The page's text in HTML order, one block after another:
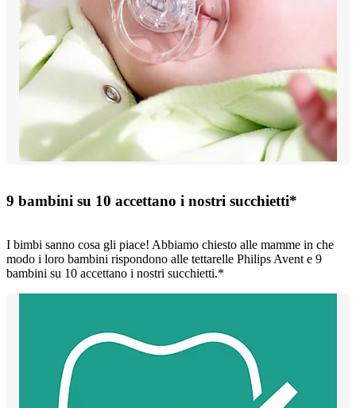
9 bambini su 10 accettano i nostri succhietti*
I bimbi sanno cosa gli piace! Abbiamo chiesto alle mamme in che
modo i loro bambini rispondono alle tettarelle Philips Avent e 9
bambini su 10 accettano i nostri succhietti.*